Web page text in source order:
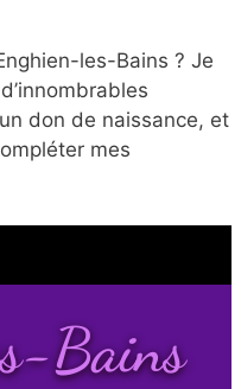
les-Bains ? Je
don de naissance, et
mes
Bains